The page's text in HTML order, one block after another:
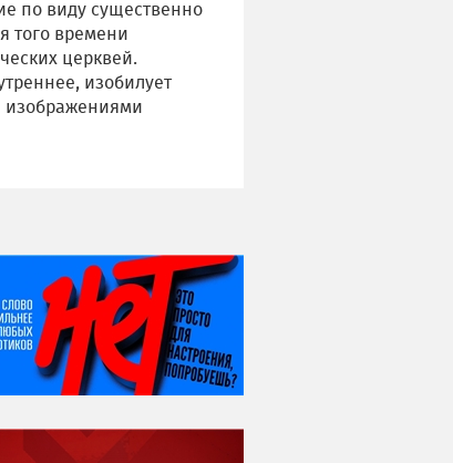
по виду существенно
того времени
церквей.
изобилует
изображениями
НИ ДНЯ БЕЗ ДАТЫ...
06 августа
Яковлевич